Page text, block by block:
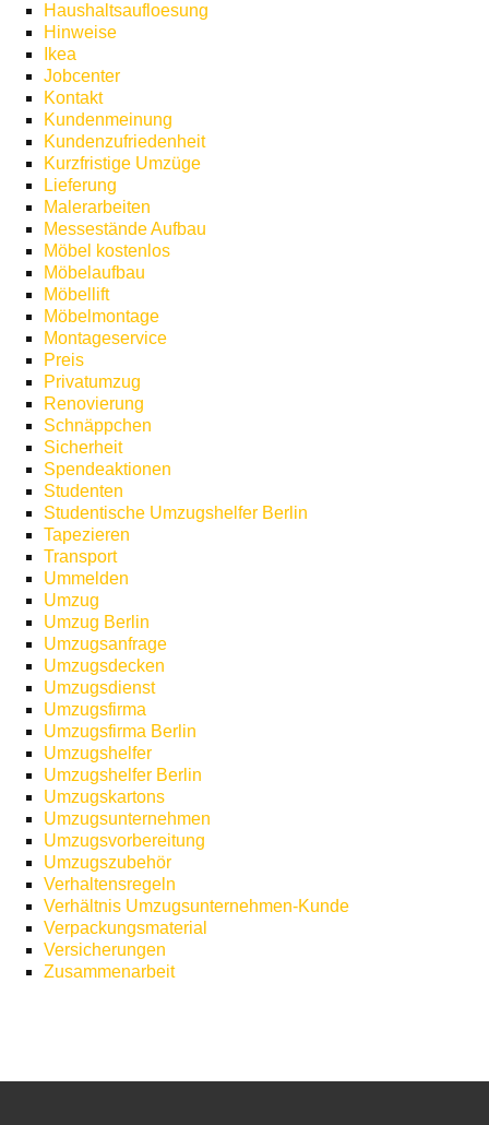
Haushaltsaufloesung
Hinweise
Ikea
Jobcenter
Kontakt
Kundenmeinung
Kundenzufriedenheit
Kurzfristige Umzüge
Lieferung
Malerarbeiten
Messestände Aufbau
Möbel kostenlos
Möbelaufbau
Möbellift
Möbelmontage
Montageservice
Preis
Privatumzug
Renovierung
Schnäppchen
Sicherheit
Spendeaktionen
Studenten
Studentische Umzugshelfer Berlin
Tapezieren
Transport
Ummelden
Umzug
Umzug Berlin
Umzugsanfrage
Umzugsdecken
Umzugsdienst
Umzugsfirma
Umzugsfirma Berlin
Umzugshelfer
Umzugshelfer Berlin
Umzugskartons
Umzugsunternehmen
Umzugsvorbereitung
Umzugszubehör
Verhaltensregeln
Verhältnis Umzugsunternehmen-Kunde
Verpackungsmaterial
Versicherungen
Zusammenarbeit